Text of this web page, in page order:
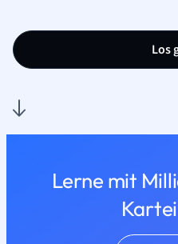
Los
Lerne mit